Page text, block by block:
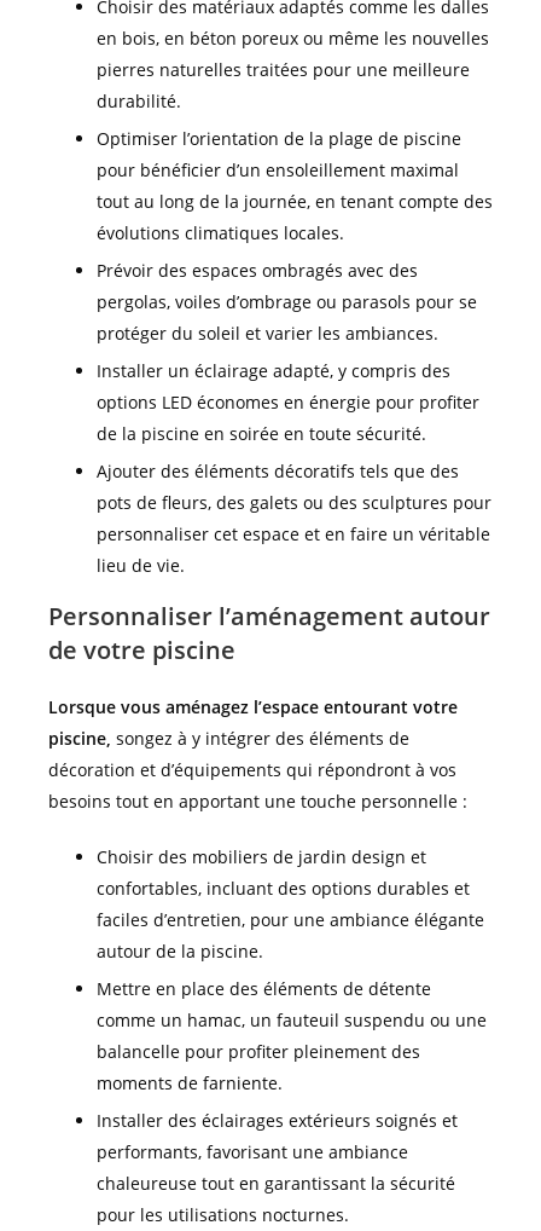
Choisir des matériaux adaptés comme les dalles
en bois, en béton poreux ou même les nouvelles
pierres naturelles traitées pour une meilleure
durabilité.
Optimiser l’orientation de la plage de piscine
pour bénéficier d’un ensoleillement maximal
tout au long de la journée, en tenant compte des
évolutions climatiques locales.
Prévoir des espaces ombragés avec des
pergolas, voiles d’ombrage ou parasols pour se
protéger du soleil et varier les ambiances.
Installer un éclairage adapté, y compris des
options LED économes en énergie pour profiter
de la piscine en soirée en toute sécurité.
Ajouter des éléments décoratifs tels que des
pots de fleurs, des galets ou des sculptures pour
personnaliser cet espace et en faire un véritable
lieu de vie.
Personnaliser l’aménagement autour
de votre piscine
Lorsque vous aménagez l’espace entourant votre
piscine, songez à y intégrer des éléments de
décoration et d’équipements qui répondront à vos
besoins tout en apportant une touche personnelle :
Choisir des mobiliers de jardin design et
confortables, incluant des options durables et
faciles d’entretien, pour une ambiance élégante
autour de la piscine.
Mettre en place des éléments de détente
comme un hamac, un fauteuil suspendu ou une
balancelle pour profiter pleinement des
moments de farniente.
Installer des éclairages extérieurs soignés et
performants, favorisant une ambiance
chaleureuse tout en garantissant la sécurité
pour les utilisations nocturnes.